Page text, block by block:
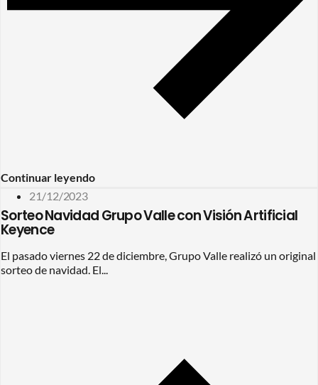
Continuar leyendo
21/12/2023
Sorteo Navidad Grupo Valle con Visión Artificial
Keyence
El pasado viernes 22 de diciembre, Grupo Valle realizó un original
sorteo de navidad. El...